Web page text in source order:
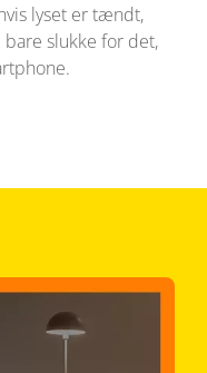
lyset er tændt,
slukke for det,